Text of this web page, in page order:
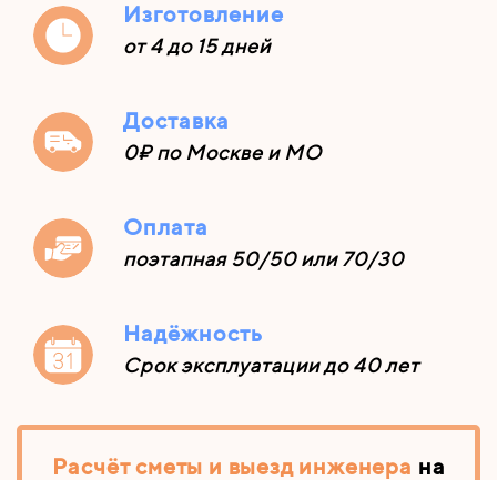
Изготовление
от 4 до 15 дней
Доставка
0₽ по Москве и МО
Оплата
поэтапная 50/50 или 70/30
Надёжность
Срок эксплуатации до 40 лет
Расчёт сметы и выезд инженера на